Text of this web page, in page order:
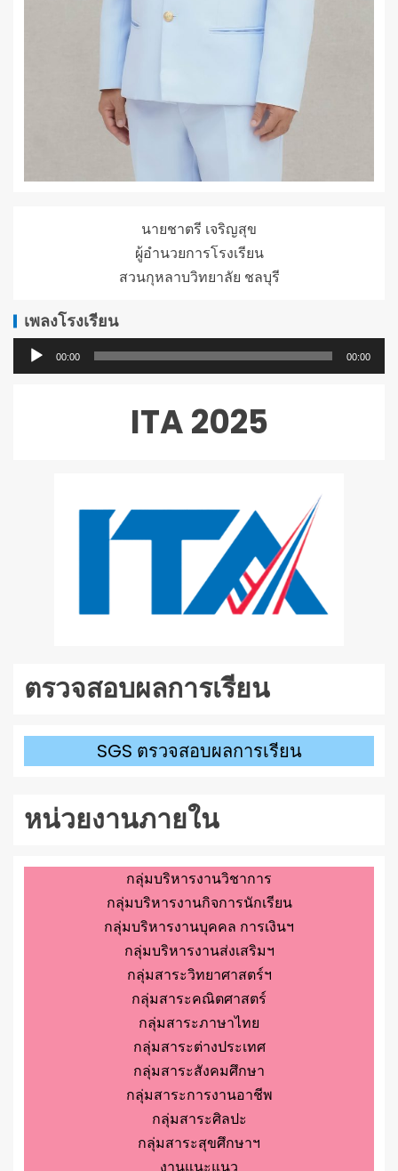
นายชาตรี เจริญสุข
ผู้อำนวยการโรงเรียน
สวนกุหลาบวิทยาลัย ชลบุรี
เพลงโรงเรียน
ตัว
00:00 00:00
ITA 2025
ตรวจสอบผลการเรียน
SGS ตรวจสอบผลการเรียน
หน่วยงานภายใน
กลุ่มบริหารงานวิชาการ
กลุ่มบริหารงานกิจการนักเรียน
กลุ่มบริหารงานบุคคล การเงินฯ
กลุ่มบริหารงานส่งเสริมฯ
กลุ่มสาระวิทยาศาสตร์ฯ
กลุ่มสาระคณิตศาสตร์
กลุ่มสาระภาษาไทย
กลุ่มสาระต่างประเทศ
กลุ่มสาระสังคมศึกษา
กลุ่มสาระการงานอาชีพ
กลุ่มสาระศิลปะ
กลุ่มสาระสุขศึกษาฯ